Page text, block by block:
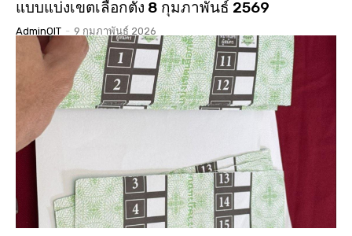
แบบแบ่งเขตเลือกตั้ง 8 กุมภาพันธ์ 2569
AdminOIT - 9 กุมภาพันธ์ 2026